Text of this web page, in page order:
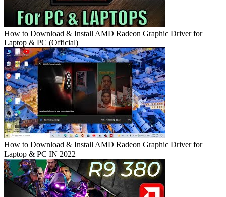
How to Download & Install AMD Radeon Graphic Driver for
Laptop & PC (Official)
How to Download & Install AMD Radeon Graphic Driver for
Laptop & PC IN 2022